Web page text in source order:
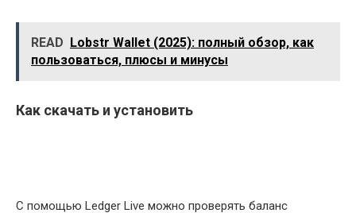
READ Lobstr Wallet (2025): полный обзор, как
пользоваться, плюсы и минусы
Как скачать и установить
С помощью Ledger Live можно проверять баланс